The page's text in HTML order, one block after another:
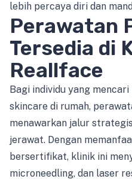
lebih percaya diri dan
Perawatan
Tersedia di
Reallface
Bagi individu yang
skincare di rumah,
menawarkan jalur
jerawat. Dengan
bersertifikat, klinik ini
microneedling, dan laser